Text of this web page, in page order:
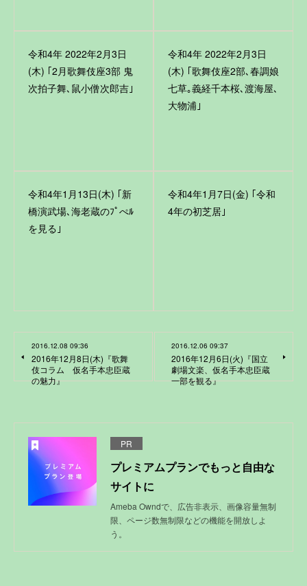
令和4年 2022年2月3日
(木) ｢2月歌舞伎座3部 鬼
次拍子舞､鼠小僧次郎吉｣
令和4年 2022年2月3日
(木) ｢歌舞伎座2部､春調娘
七草｡義経千本桜､渡海屋､
大物浦｣
令和4年1月13日(木) ｢新
橋演武場､海老蔵のﾌﾟぺﾙ
を見る｣
令和4年1月7日(金) ｢令和
4年の初芝居｣
2016.12.08 09:36
2016年12月8日(木)『歌舞
伎コラム 仮名手本忠臣蔵
の魅力』
2016.12.06 09:37
2016年12月6日(火)『国立
劇場文楽、仮名手本忠臣蔵
一部を観る』
PR
プレミアムプランでもっと自由な
サイトに
Ameba Owndで、広告非表示、画像容量無制
限、ページ数無制限などの機能を開放しよ
う。